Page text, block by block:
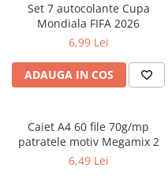
Creioane colorate
Creioane cerate
Radiere
Ascutițori
Mine și rezerve
Cretă școlară și creativă
Set 7 autocolante Cupa
Mondiala FIFA 2026
6,99 Lei
ADAUGA IN COS
Caiet A4 60 file 70g/mp
patratele motiv Megamix 2
6,49 Lei